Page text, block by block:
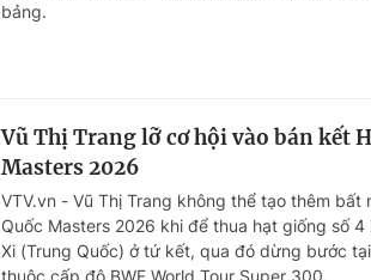
bảng.
Vũ Thị Trang lỡ cơ hội vào bán kết
Masters 2026
VTV.vn - Vũ Thị Trang không thể tạo thêm bất
Quốc Masters 2026 khi để thua hạt giống số 4
Xi (Trung Quốc) ở tứ kết, qua đó dừng bước